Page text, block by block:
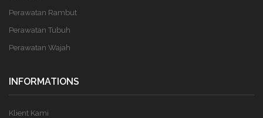
Perawatan Rambut
Perawatan Tubuh
Perawatan Wajah
INFORMATIONS
Klient Kami